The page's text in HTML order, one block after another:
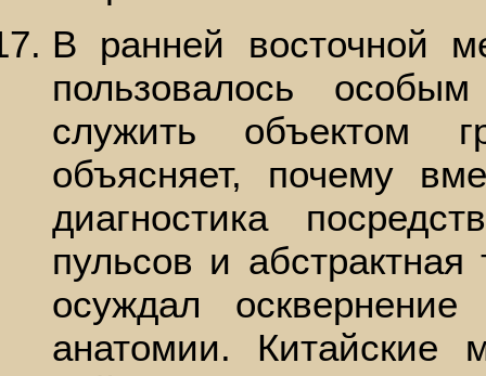
В ранней восточной
пользовалось
служить объектом
объясняет, почему
диагностика
пульсов и
осуждал
анатомии. Китайские